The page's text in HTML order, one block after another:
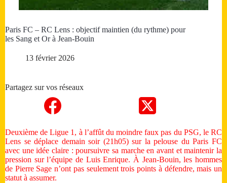
Paris FC – RC Lens : objectif maintien (du rythme) pour
les Sang et Or à Jean-Bouin
13 février 2026
Partagez sur vos réseaux
Deuxième de Ligue 1, à l’affût du moindre faux pas du PSG, le RC
Lens se déplace demain soir (21h05) sur la pelouse du Paris FC
avec une idée claire : poursuivre sa marche en avant et maintenir la
pression sur l’équipe de Luis Enrique. À Jean-Bouin, les hommes
de Pierre Sage n’ont pas seulement trois points à défendre, mais un
statut à assumer.